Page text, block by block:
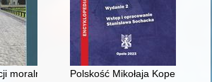
moralnej synów szlacheckich w XVI-
Polskość Mikołaja Kopernika z